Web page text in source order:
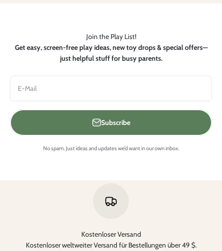
Join the Play List!
Get easy, screen-free play ideas, new toy drops & special offers—
just helpful stuff for busy parents.
E-Mail
Subscribe
No spam. Just ideas and updates we’d want in our own inbox.
Kostenloser Versand
Kostenloser weltweiter Versand für Bestellungen über 49 $.